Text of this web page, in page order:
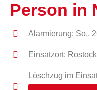
Person in
Alarmierung: So.,
Einsatzort:
Löschzug im